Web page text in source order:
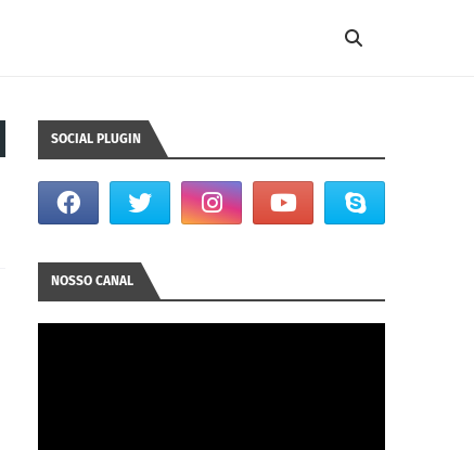
SOCIAL PLUGIN
NOSSO CANAL